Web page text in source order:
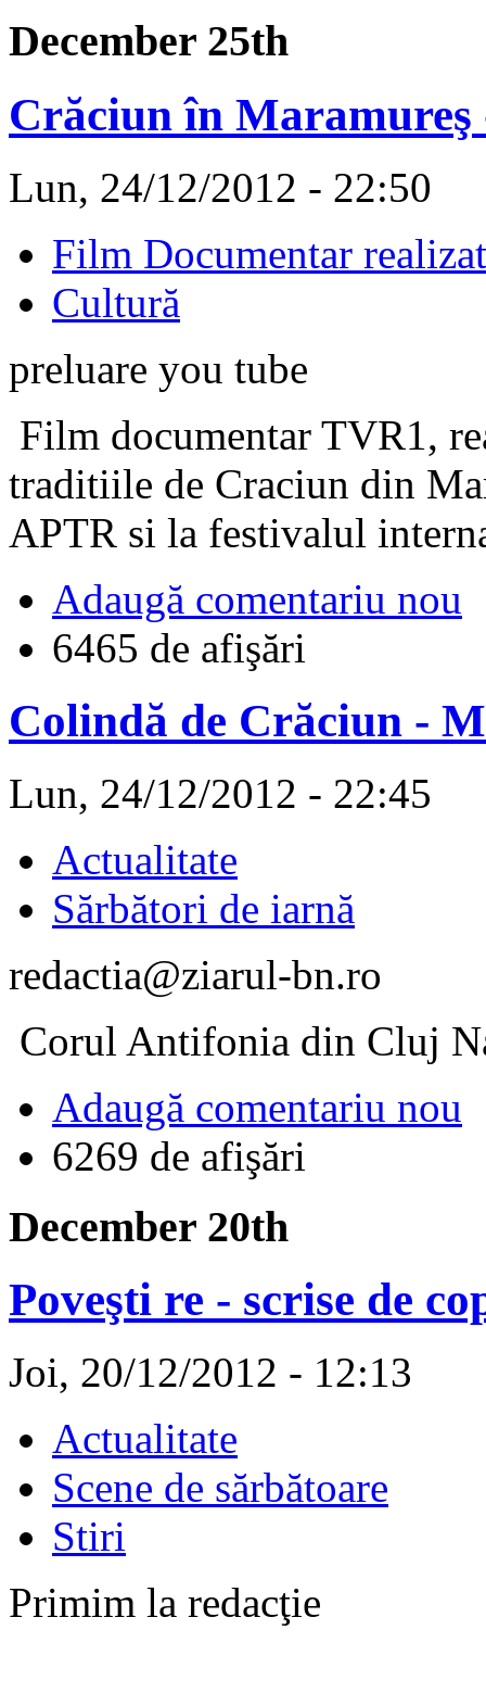
December 25th
Crăciun în Maramureş
Lun, 24/12/2012 - 22:50
Film Documentar
Cultură
preluare you tube
Film documentar TVR1,
traditiile de Craciun din
APTR si la festivalul
Adaugă comentariu nou
6465 de afişări
Colindă de Crăciun -
Lun, 24/12/2012 - 22:45
Actualitate
Sărbători de iarnă
redactia@ziarul-bn.ro
Corul Antifonia din Cluj
Adaugă comentariu nou
6269 de afişări
December 20th
Poveşti re - scrise de
Joi, 20/12/2012 - 12:13
Actualitate
Scene de sărbătoare
Stiri
Primim la redacţie